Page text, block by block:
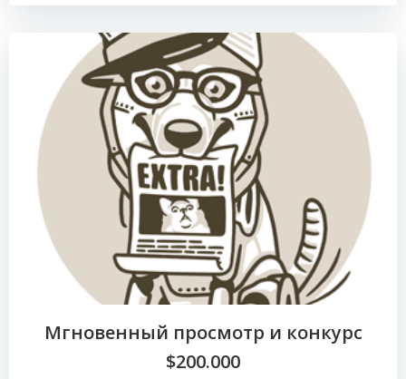
Мгновенный просмотр и конкурс
$200.000